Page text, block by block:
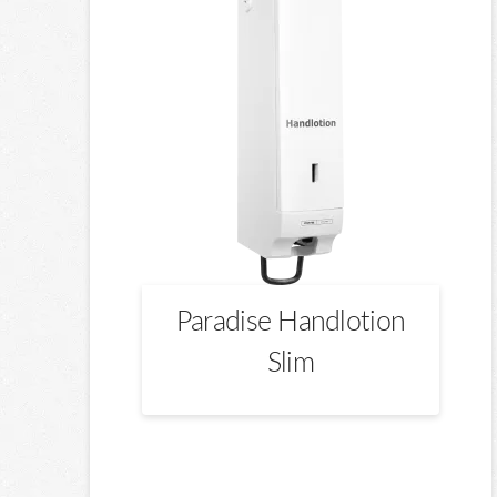
Paradise Handlotion
Slim
Dieses